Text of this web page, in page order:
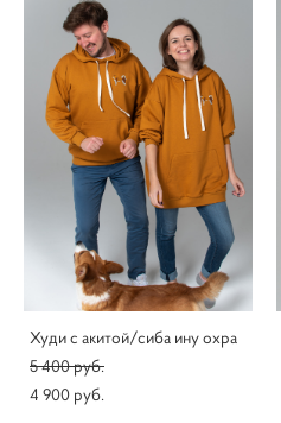
Худи с акитой/сиба ину охра
5 400 pуб.
4 900 pуб.